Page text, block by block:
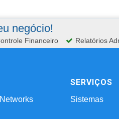
negócio!
Financeiro Relatórios
SERVIÇOS
Sistemas